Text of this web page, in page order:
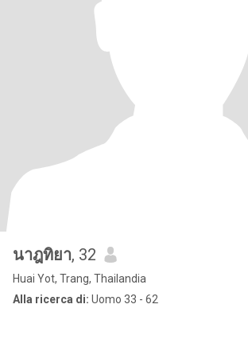
นาฎทิยา, 32
Huai Yot, Trang, Thailandia
Alla ricerca di: Uomo 33 - 62